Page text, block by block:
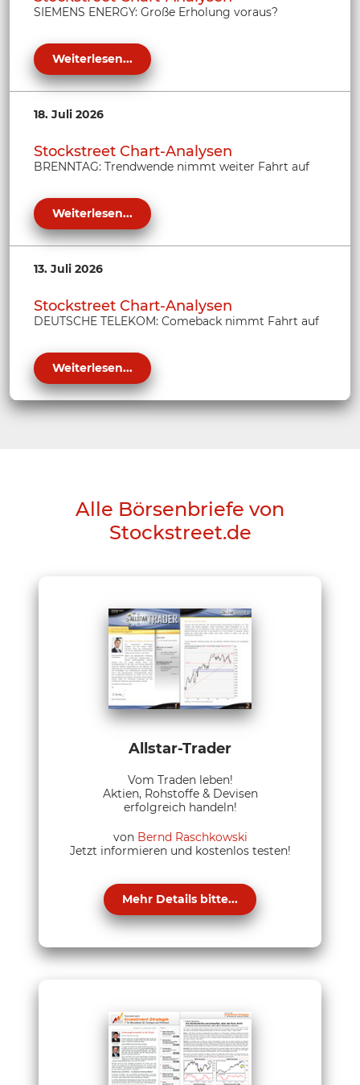
SIEMENS ENERGY: Große Erholung voraus?
Weiterlesen...
18. Juli 2026
Stockstreet Chart-Analysen
BRENNTAG: Trendwende nimmt weiter Fahrt auf
Weiterlesen...
13. Juli 2026
Stockstreet Chart-Analysen
DEUTSCHE TELEKOM: Comeback nimmt Fahrt auf
Weiterlesen...
Alle Börsenbriefe von
Stockstreet.de
Allstar-Trader
Vom Traden leben!
Aktien, Rohstoffe & Devisen
erfolgreich handeln!
von Bernd Raschkowski
Jetzt informieren und kostenlos testen!
Mehr Details bitte...